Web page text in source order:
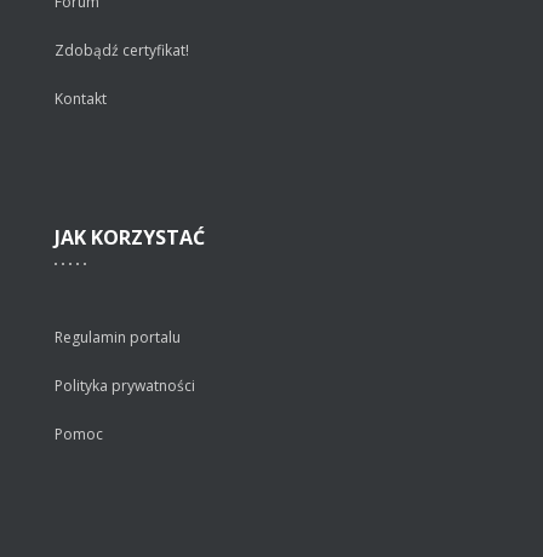
Zdobądź certyfikat!
Kontakt
JAK KORZYSTAĆ
Regulamin portalu
Polityka prywatności
Pomoc